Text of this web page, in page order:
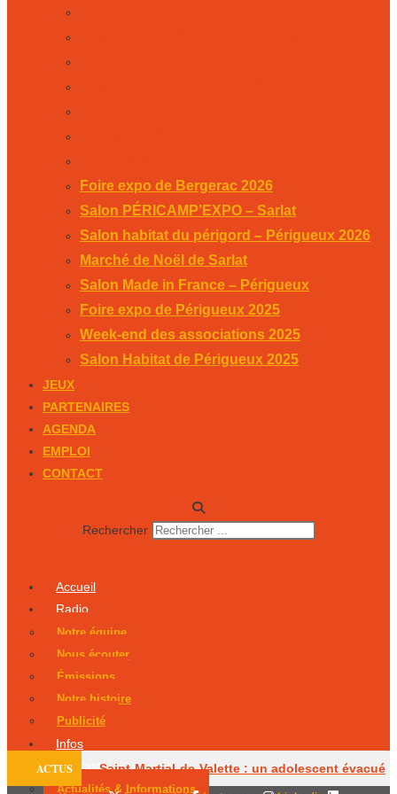
Foire expo de Bergerac 2026
Salon PÉRICAMP’EXPO – Sarlat
Salon habitat du périgord – Périgueux 2026
Marché de Noël de Sarlat
Salon Made in France – Périgueux
Foire expo de Périgueux 2025
Week-end des associations 2025
Salon Habitat de Périgueux 2025
JEUX
PARTENAIRES
AGENDA
EMPLOI
CONTACT
Rechercher
Accueil
Radio
Notre équipe
Nous écouter
Émissions
Notre histoire
Publicité
Infos
Podcasts
Actualités & Informations
ACTUS Saint-Martial-de-Valette : un adolescent évacué